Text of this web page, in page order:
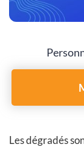
Les dégradés